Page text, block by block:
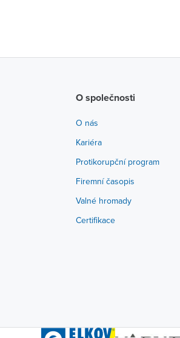
O společnosti
O nás
Kariéra
Protikorupční program
Firemní časopis
Valné hromady
Certifikace